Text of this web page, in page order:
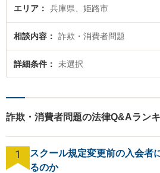
エリア 兵庫県、姫路市
相談内容 詐欺・消費者問題
詳細条件 未選択
詐欺・消費者問題の法律Q&Aラン
1
スクール規定変更前の入会者
るのか